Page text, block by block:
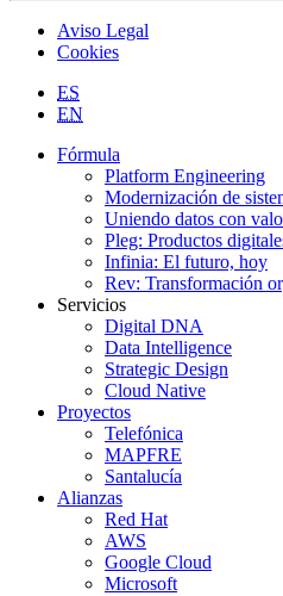
Aviso Legal
Cookies
ES
EN
Fórmula
Platform Engineering
Modernización de
Uniendo datos con
Pleg: Productos
Infinia: El futuro, hoy
Rev: Transformación
Servicios
Digital DNA
Data Intelligence
Strategic Design
Cloud Native
Proyectos
Telefónica
MAPFRE
Santalucía
Alianzas
Red Hat
AWS
Google Cloud
Microsoft